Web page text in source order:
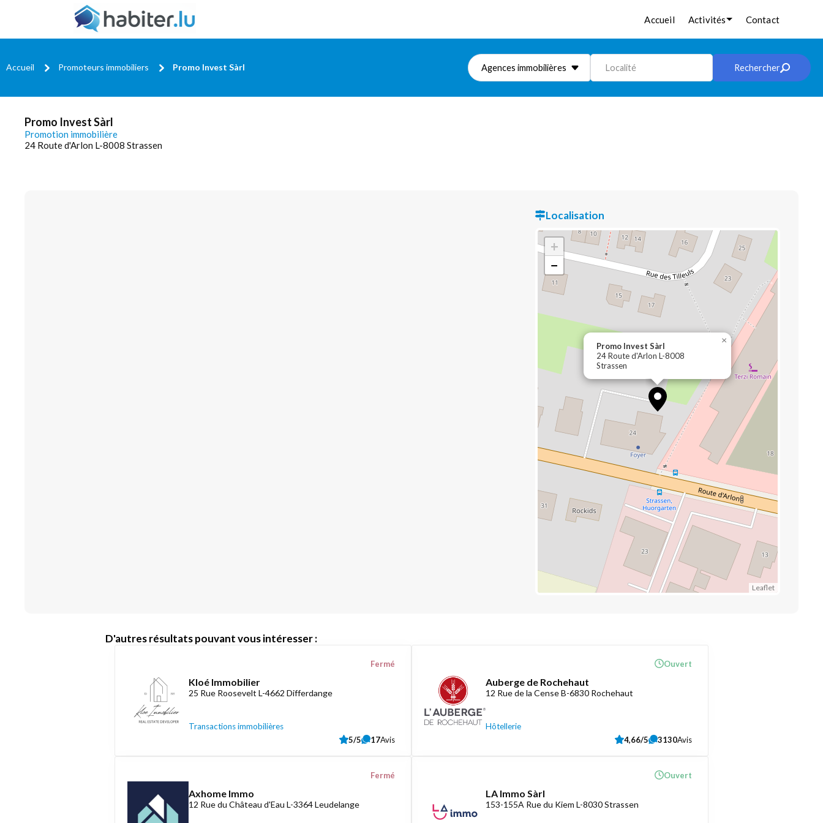
Accueil Activités Contact
Accueil Promoteurs immobiliers Promo Invest Sàrl Agences immobilières Localité Rechercher
Promo Invest Sàrl
Promotion immobilière
24 Route d'Arlon L-8008 Strassen
Localisation
Promo Invest Sàrl
24 Route d'Arlon L-8008
Strassen
×
+
−
Leaflet
D'autres résultats pouvant vous intéresser :
Kloé Immobilier
25 Rue Roosevelt L-4662 Differdange
Transactions immobilières
Fermé
5/5 17Avis
Auberge de Rochehaut
12 Rue de la Cense B-6830 Rochehaut
Hôtellerie
Ouvert
4,66/5 3130Avis
Axhome Immo
12 Rue du Château d'Eau L-3364 Leudelange
Fermé
LA Immo Sàrl
153-155A Rue du Kiem L-8030 Strassen
Ouvert